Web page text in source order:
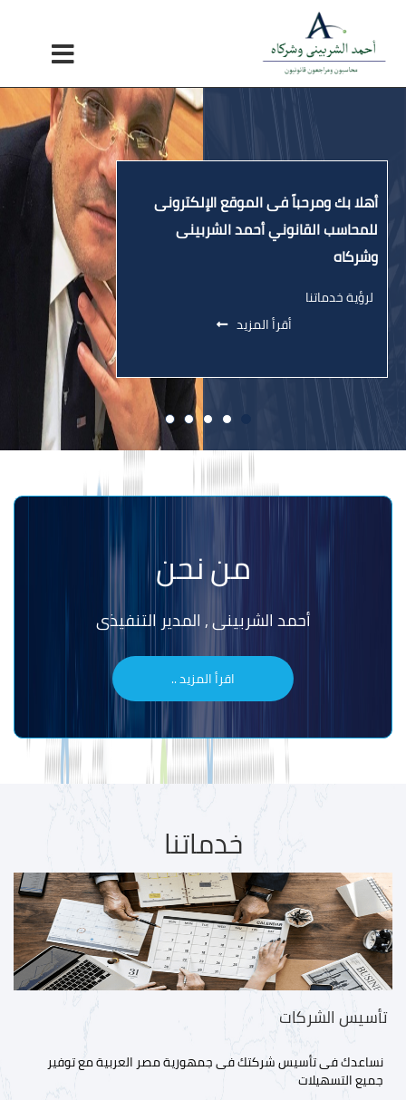
من نحن
اهدفنا
الخدمات القوانين
العربية English Turkish
أهلا بك ومرحباً فى الموقع الإلكترونى
للمحاسب القانوني أحمد الشربينى
وشركاه
لرؤية خدماتنا
أقرأ المزيد
من نحن
أحمد الشربينى , المدير التنفيذى
اقرأ المزيد ..
خدماتنا
تأسيس الشركات
نساعدك فى تأسيس شركتك فى جمهورية مصر العربية مع توفير
جميع التسهيلات